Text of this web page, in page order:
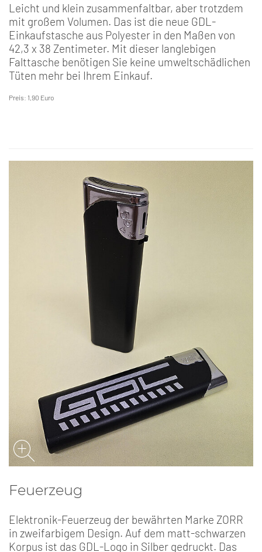
Leicht und klein zusammenfaltbar, aber trotzdem
mit großem Volumen. Das ist die neue GDL-
Einkaufstasche aus Polyester in den Maßen von
42,3 x 38 Zentimeter. Mit dieser langlebigen
Falttasche benötigen Sie keine umweltschädlichen
Tüten mehr bei Ihrem Einkauf.
Preis: 1,90 Euro
Feuerzeug
Elektronik-Feuerzeug der bewährten Marke ZORR
in zweifarbigem Design. Auf dem matt-schwarzen
Korpus ist das GDL-Logo in Silber gedruckt. Das